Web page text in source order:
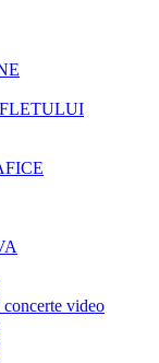
video